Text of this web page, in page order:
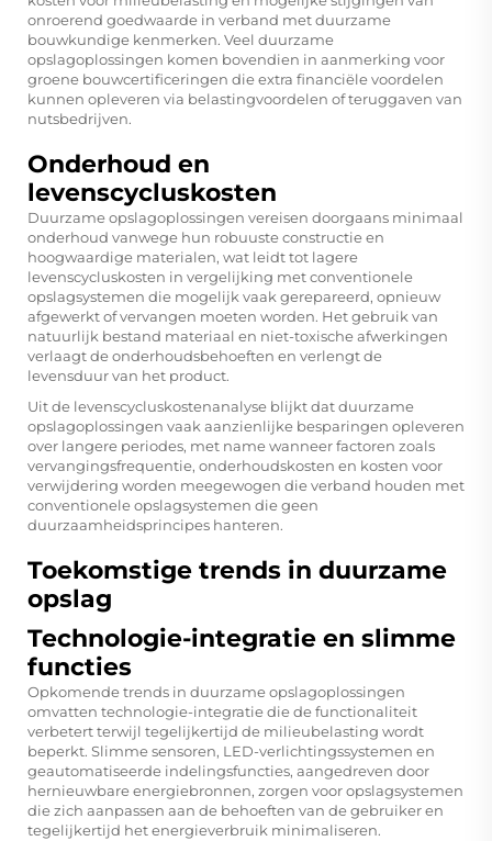
onroerend goedwaarde in verband met duurzame
bouwkundige kenmerken. Veel duurzame
opslagoplossingen komen bovendien in aanmerking voor
groene bouwcertificeringen die extra financiële voordelen
kunnen opleveren via belastingvoordelen of teruggaven van
nutsbedrijven.
Onderhoud en
levenscycluskosten
Duurzame opslagoplossingen vereisen doorgaans minimaal
onderhoud vanwege hun robuuste constructie en
hoogwaardige materialen, wat leidt tot lagere
levenscycluskosten in vergelijking met conventionele
opslagsystemen die mogelijk vaak gerepareerd, opnieuw
afgewerkt of vervangen moeten worden. Het gebruik van
natuurlijk bestand materiaal en niet-toxische afwerkingen
verlaagt de onderhoudsbehoeften en verlengt de
levensduur van het product.
Uit de levenscycluskostenanalyse blijkt dat duurzame
opslagoplossingen vaak aanzienlijke besparingen opleveren
over langere periodes, met name wanneer factoren zoals
vervangingsfrequentie, onderhoudskosten en kosten voor
verwijdering worden meegewogen die verband houden met
conventionele opslagsystemen die geen
duurzaamheidsprincipes hanteren.
Toekomstige trends in duurzame
opslag
Technologie-integratie en slimme
functies
Opkomende trends in duurzame opslagoplossingen
omvatten technologie-integratie die de functionaliteit
verbetert terwijl tegelijkertijd de milieubelasting wordt
beperkt. Slimme sensoren, LED-verlichtingssystemen en
geautomatiseerde indelingsfuncties, aangedreven door
hernieuwbare energiebronnen, zorgen voor opslagsystemen
die zich aanpassen aan de behoeften van de gebruiker en
tegelijkertijd het energieverbruik minimaliseren.